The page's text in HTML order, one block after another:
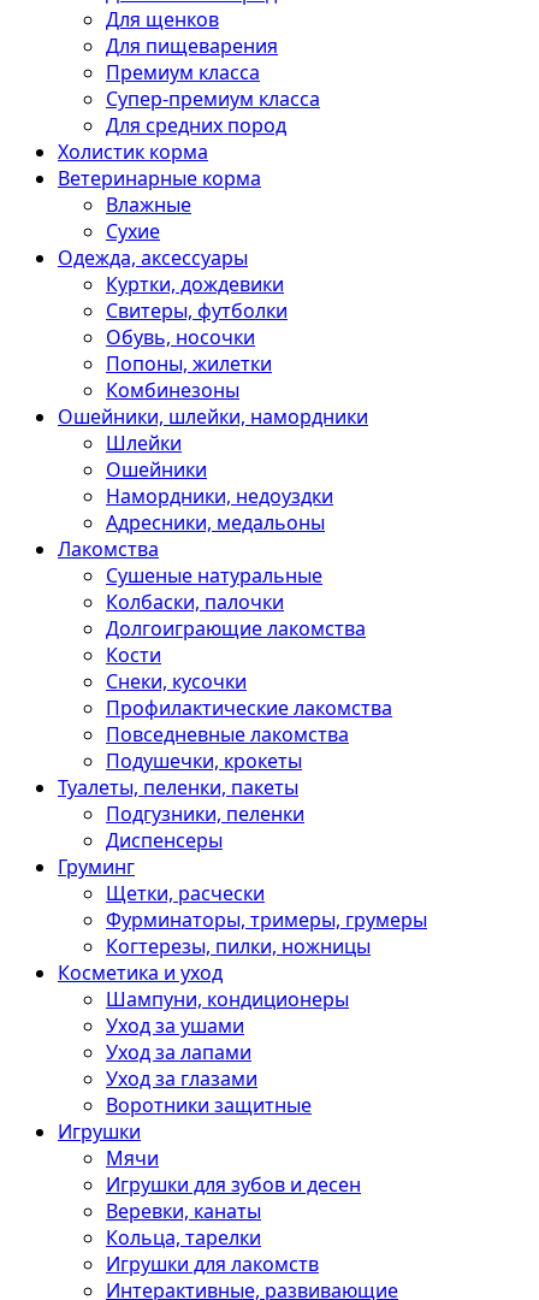
Для щенков
Для пищеварения
Премиум класса
Супер-премиум класса
Для средних пород
Холистик корма
Ветеринарные корма
Влажные
Сухие
Одежда, аксессуары
Куртки, дождевики
Свитеры, футболки
Обувь, носочки
Попоны, жилетки
Комбинезоны
Ошейники, шлейки, намордники
Шлейки
Ошейники
Намордники, недоуздки
Адресники, медальоны
Лакомства
Сушеные натуральные
Колбаски, палочки
Долгоиграющие лакомства
Кости
Снеки, кусочки
Профилактические лакомства
Повседневные лакомства
Подушечки, крокеты
Туалеты, пеленки, пакеты
Подгузники, пеленки
Диспенсеры
Груминг
Щетки, расчески
Фурминаторы, тримеры, грумеры
Когтерезы, пилки, ножницы
Косметика и уход
Шампуни, кондиционеры
Уход за ушами
Уход за лапами
Уход за глазами
Воротники защитные
Игрушки
Мячи
Игрушки для зубов и десен
Веревки, канаты
Кольца, тарелки
Игрушки для лакомств
Интерактивные, развивающие